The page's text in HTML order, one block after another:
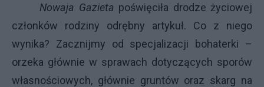
Nowaja Gazieta poświęciła drodze życiowej
członków rodziny odrębny artykuł. Co z niego
wynika? Zacznijmy od specjalizacji bohaterki –
orzeka głównie w sprawach dotyczących sporów
własnościowych, głównie gruntów oraz skarg na